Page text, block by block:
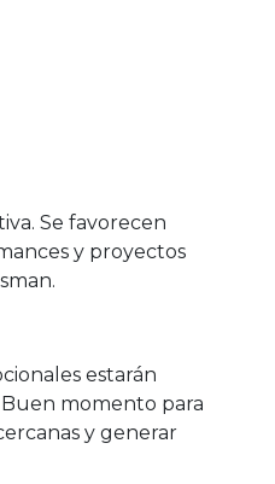
Se favorecen
y proyectos
estarán
momento para
y generar